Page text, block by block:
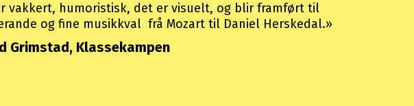
vakkert, humoristisk, det er visuelt, og blir framført til
og fine musikkval frå Mozart til Daniel Herskedal.»
Grimstad, Klassekampen